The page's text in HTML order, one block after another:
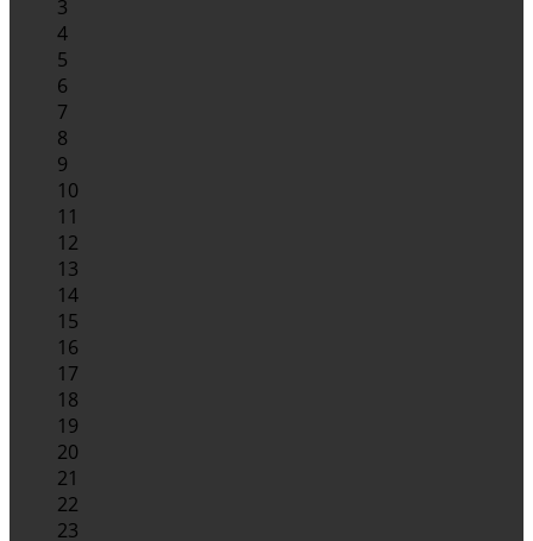
3
4
5
6
7
8
9
10
11
12
13
14
15
16
17
18
19
20
21
22
23